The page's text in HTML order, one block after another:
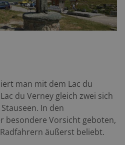
man mit dem Lac du
du Verney gleich zwei sich
In den
besondere Vorsicht geboten,
äußerst beliebt.